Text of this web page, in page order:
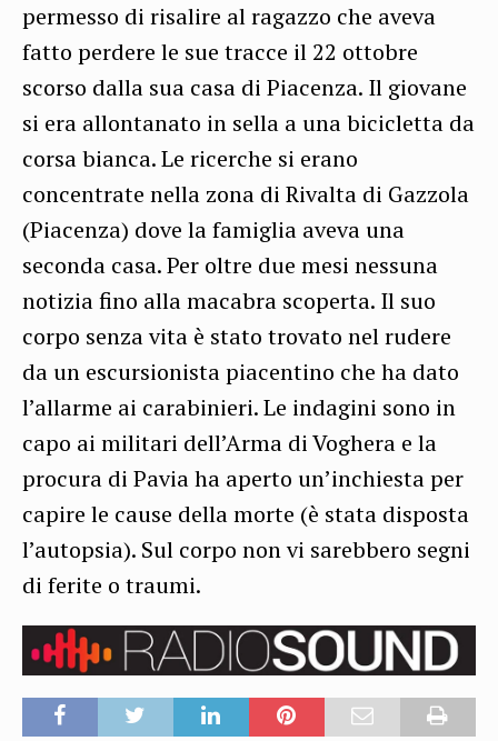
permesso di risalire al ragazzo che aveva
fatto perdere le sue tracce il 22 ottobre
scorso dalla sua casa di Piacenza. Il giovane
si era allontanato in sella a una bicicletta da
corsa bianca. Le ricerche si erano
concentrate nella zona di Rivalta di Gazzola
(Piacenza) dove la famiglia aveva una
seconda casa. Per oltre due mesi nessuna
notizia fino alla macabra scoperta. Il suo
corpo senza vita è stato trovato nel rudere
da un escursionista piacentino che ha dato
l’allarme ai carabinieri. Le indagini sono in
capo ai militari dell’Arma di Voghera e la
procura di Pavia ha aperto un’inchiesta per
capire le cause della morte (è stata disposta
l’autopsia). Sul corpo non vi sarebbero segni
di ferite o traumi.